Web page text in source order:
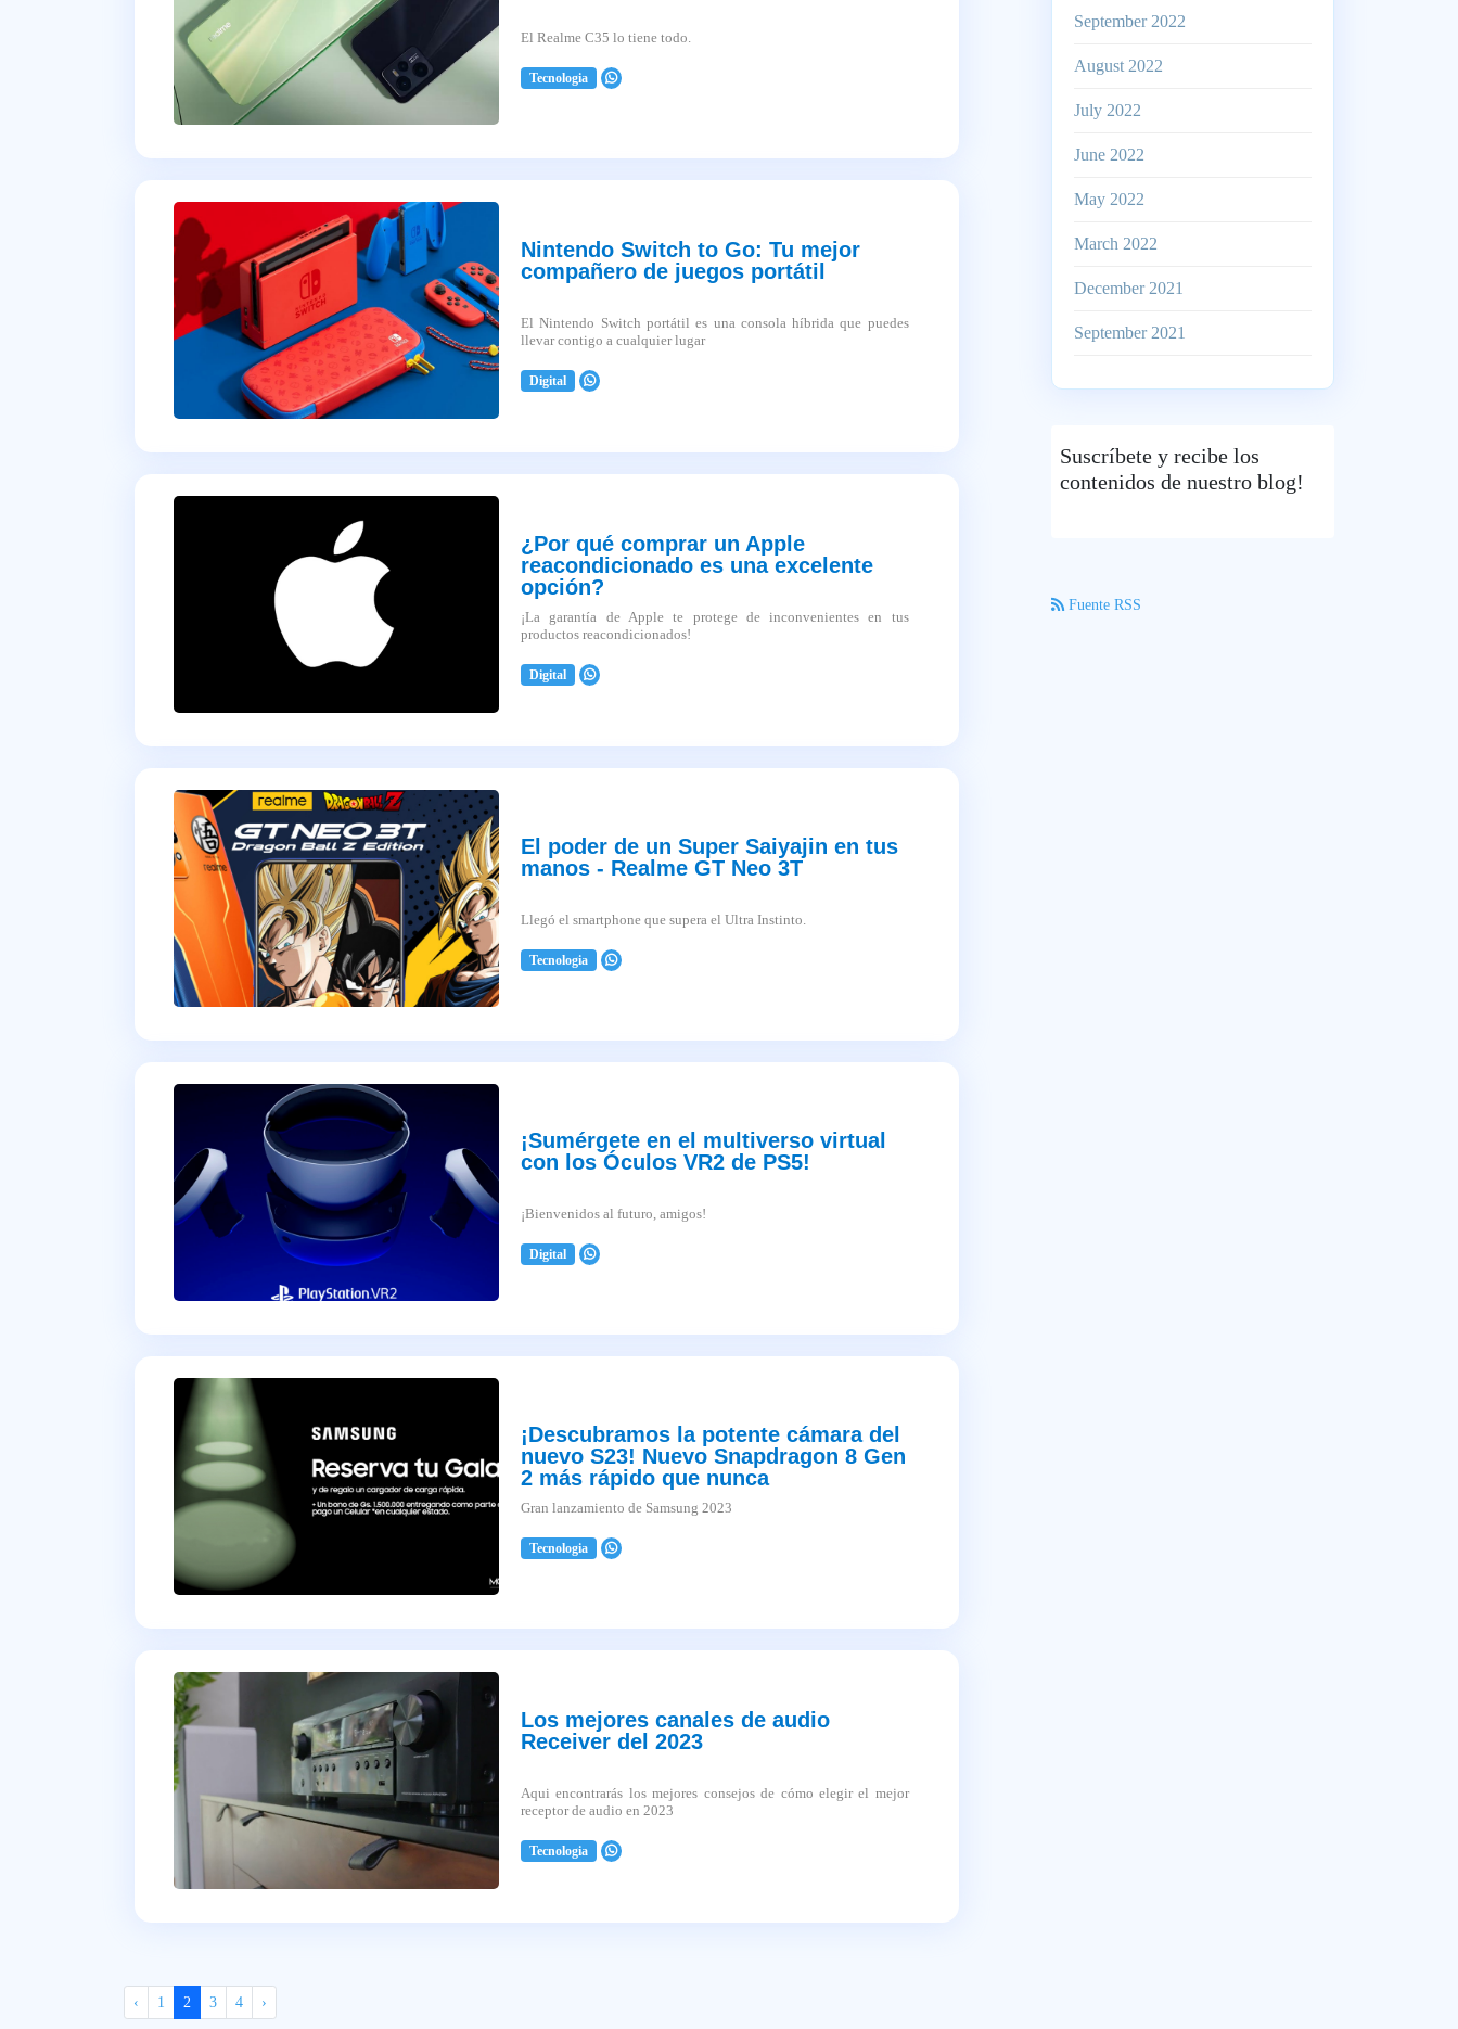
El Realme C35 lo tiene todo.
Tecnologia
Nintendo Switch to Go: Tu mejor
compañero de juegos portátil
El Nintendo Switch portátil es una consola híbrida que puedes
llevar contigo a cualquier lugar
Digital
¿Por qué comprar un Apple
reacondicionado es una excelente
opción?
¡La garantía de Apple te protege de inconvenientes en tus
productos reacondicionados!
Digital
El poder de un Super Saiyajin en tus
manos - Realme GT Neo 3T
Llegó el smartphone que supera el Ultra Instinto.
Tecnologia
¡Sumérgete en el multiverso virtual
con los Óculos VR2 de PS5!
¡Bienvenidos al futuro, amigos!
Digital
¡Descubramos la potente cámara del
nuevo S23! Nuevo Snapdragon 8 Gen
2 más rápido que nunca
Gran lanzamiento de Samsung 2023
Tecnologia
Los mejores canales de audio
Receiver del 2023
Aqui encontrarás los mejores consejos de cómo elegir el mejor
receptor de audio en 2023
Tecnologia
‹ 1 2 3 4 ›
September 2022
August 2022
July 2022
June 2022
May 2022
March 2022
December 2021
September 2021
Suscríbete y recibe los
contenidos de nuestro blog!
Fuente RSS